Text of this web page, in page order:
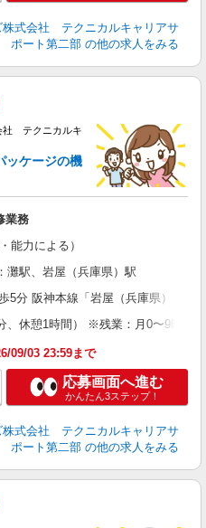
株式会社 テクニカルキャリアサ
ポート第二部 の他の求人をみる
社 テクニカルキ
ッケージの機
業務
能力による）
灘駅、岩屋（兵庫県）駅
5分 阪神本線「岩屋（兵庫県）」駅
、休憩1時間） ※残業：月0〜9時間
09/03 23:59まで
応募画面へ進む
かんたん3ステップ！
株式会社 テクニカルキャリアサ
ポート第二部 の他の求人をみる